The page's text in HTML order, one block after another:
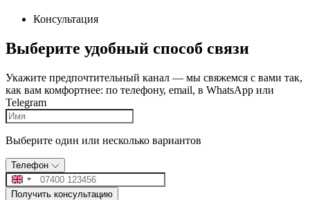
Консультация
Выберите удобный способ связи
Укажите предпочтительный канал — мы свяжемся с вами так,
как вам комфортнее: по телефону, email, в WhatsApp или
Telegram
Выберите один или несколько вариантов
Телефон
Получить консультацию